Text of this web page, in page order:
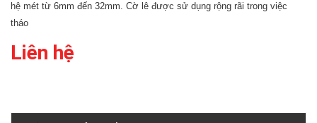
hệ mét từ 6mm đến 32mm. Cờ lê được sử dụng rộng rãi trong việc
tháo
Liên hệ